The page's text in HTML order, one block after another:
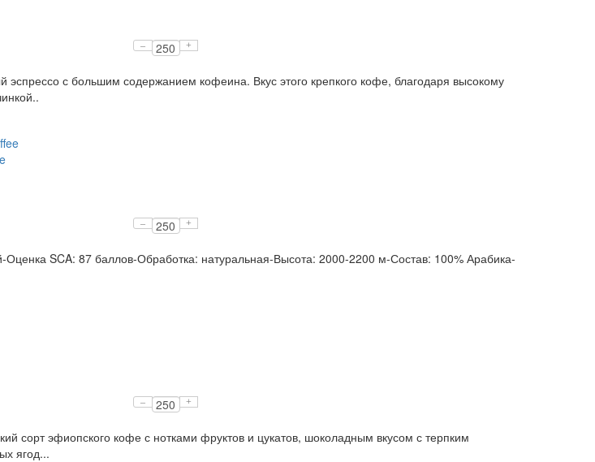
– +
с большим содержанием кофеина. Вкус этого крепкого кофе, благодаря высокому
– +
SCA: 87 баллов-Обработка: натуральная-Высота: 2000-2200 м-Состав: 100% Арабика-
– +
сорт эфиопского кофе с нотками фруктов и цукатов, шоколадным вкусом с терпким
ягод...